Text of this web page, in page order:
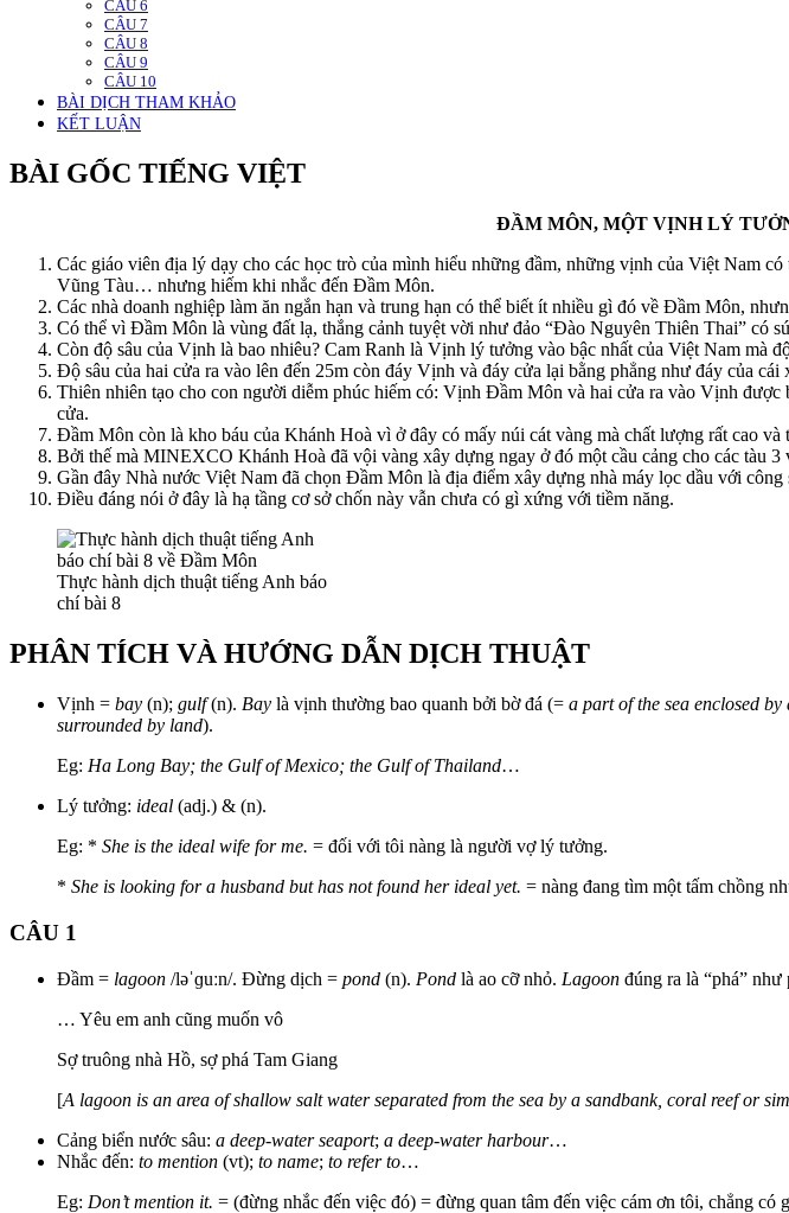
CÂU 6
CÂU 7
CÂU 8
CÂU 9
CÂU 10
BÀI DỊCH THAM KHẢO
KẾT LUẬN
BÀI GỐC TIẾNG VIỆT
ĐẦM MÔN, MỘT VỊNH LÝ
Các giáo viên địa lý dạy cho các học trò của mình hiểu những đầm, những vịnh của Việt Nam
Vũng Tàu… nhưng hiếm khi nhắc đến Đầm Môn.
Các nhà doanh nghiệp làm ăn ngắn hạn và trung hạn có thể biết ít nhiều gì đó về Đầm Môn,
Có thể vì Đầm Môn là vùng đất lạ, thắng cảnh tuyệt vời như đảo “Đào Nguyên Thiên Thai” có
Còn độ sâu của Vịnh là bao nhiêu? Cam Ranh là Vịnh lý tưởng vào bậc nhất của Việt Nam mà
Độ sâu của hai cửa ra vào lên đến 25m còn đáy Vịnh và đáy cửa lại bằng phẳng như đáy của
Thiên nhiên tạo cho con người diễm phúc hiếm có: Vịnh Đầm Môn và hai cửa ra vào Vịnh
cửa.
Đầm Môn còn là kho báu của Khánh Hoà vì ở đây có mấy núi cát vàng mà chất lượng rất cao và
Bởi thế mà MINEXCO Khánh Hoà đã vội vàng xây dựng ngay ở đó một cầu cảng cho các tàu 3
Gần đây Nhà nước Việt Nam đã chọn Đầm Môn là địa điểm xây dựng nhà máy lọc dầu với công
Điều đáng nói ở đây là hạ tầng cơ sở chốn này vẫn chưa có gì xứng với tiềm năng.
Thực hành dịch thuật tiếng Anh báo
chí bài 8
PHÂN TÍCH VÀ HƯỚNG DẪN DỊCH THUẬT
Vịnh = bay (n); gulf(n). Bay là vịnh thường bao quanh bởi bờ đá (= a part of the sea enclosed
surrounded by land).
Eg: Ha Long Bay; the Gulf of Mexico; the Gulf of Thailand…
Lý tưởng: ideal (adj.) & (n).
Eg: * She is the ideal wife for me. = đối với tôi nàng là người vợ lý tưởng.
* She is looking for a husband but has not found her ideal yet. = nàng đang tìm một tấm chồng
CÂU 1
Đầm = lagoon /ləˈɡuːn/. Đừng dịch = pond (n). Pond là ao cỡ nhỏ. Lagoon đúng ra là “phá” như
… Yêu em anh cũng muốn vô
Sợ truông nhà Hồ, sợ phá Tam Giang
[A lagoon is an area of shallow salt water separated from the sea by a sandbank, coral reef or
Cảng biển nước sâu: a deep-water seaport; a deep-water harbour…
Nhắc đến: to mention (vt); to name; to refer to…
Eg: Don’t mention it. = (đừng nhắc đến việc đó) = đừng quan tâm đến việc cám ơn tôi, chẳng